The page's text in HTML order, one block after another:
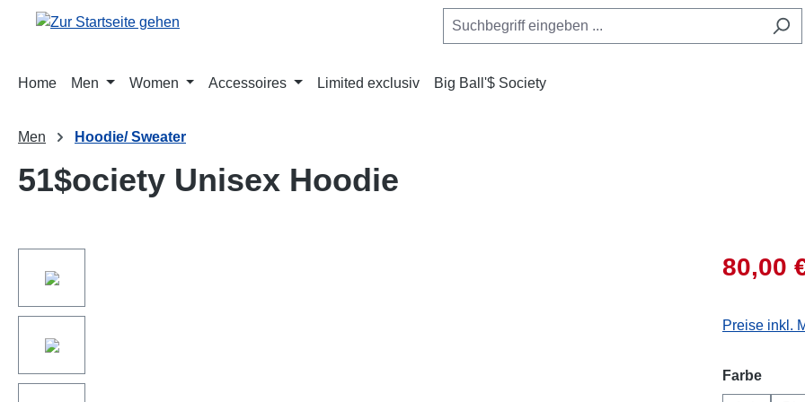
Zur Hauptnavigation springen
Home Men Women Accessoires Limited exclusiv Big Ball'$ Society
Men Hoodie/ Sweater
51$ociety Unisex Hoodie
80,00
Preise inkl.
Farbe